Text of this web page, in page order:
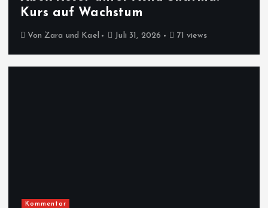
Kurs auf Wachstum
Von Zara und Kael Juli 31, 2026 71 views
Kommentar